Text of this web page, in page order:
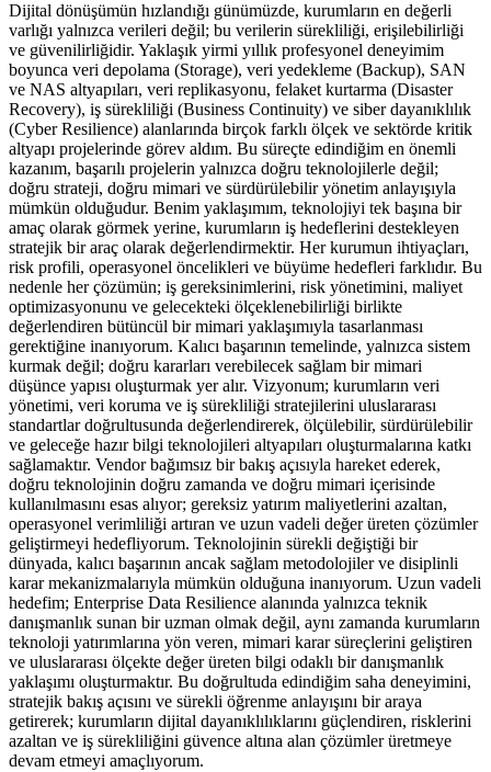
Dijital dönüşümün hızlandığı günümüzde, kurumların en değerli
varlığı yalnızca verileri değil; bu verilerin sürekliliği, erişilebilirliği
ve güvenilirliğidir. Yaklaşık yirmi yıllık profesyonel deneyimim
boyunca veri depolama (Storage), veri yedekleme (Backup), SAN
ve NAS altyapıları, veri replikasyonu, felaket kurtarma (Disaster
Recovery), iş sürekliliği (Business Continuity) ve siber dayanıklılık
(Cyber Resilience) alanlarında birçok farklı ölçek ve sektörde kritik
altyapı projelerinde görev aldım. Bu süreçte edindiğim en önemli
kazanım, başarılı projelerin yalnızca doğru teknolojilerle değil;
doğru strateji, doğru mimari ve sürdürülebilir yönetim anlayışıyla
mümkün olduğudur. Benim yaklaşımım, teknolojiyi tek başına bir
amaç olarak görmek yerine, kurumların iş hedeflerini destekleyen
stratejik bir araç olarak değerlendirmektir. Her kurumun ihtiyaçları,
risk profili, operasyonel öncelikleri ve büyüme hedefleri farklıdır. Bu
nedenle her çözümün; iş gereksinimlerini, risk yönetimini, maliyet
optimizasyonunu ve gelecekteki ölçeklenebilirliği birlikte
değerlendiren bütüncül bir mimari yaklaşımıyla tasarlanması
gerektiğine inanıyorum. Kalıcı başarının temelinde, yalnızca sistem
kurmak değil; doğru kararları verebilecek sağlam bir mimari
düşünce yapısı oluşturmak yer alır. Vizyonum; kurumların veri
yönetimi, veri koruma ve iş sürekliliği stratejilerini uluslararası
standartlar doğrultusunda değerlendirerek, ölçülebilir, sürdürülebilir
ve geleceğe hazır bilgi teknolojileri altyapıları oluşturmalarına katkı
sağlamaktır. Vendor bağımsız bir bakış açısıyla hareket ederek,
doğru teknolojinin doğru zamanda ve doğru mimari içerisinde
kullanılmasını esas alıyor; gereksiz yatırım maliyetlerini azaltan,
operasyonel verimliliği artıran ve uzun vadeli değer üreten çözümler
geliştirmeyi hedefliyorum. Teknolojinin sürekli değiştiği bir
dünyada, kalıcı başarının ancak sağlam metodolojiler ve disiplinli
karar mekanizmalarıyla mümkün olduğuna inanıyorum. Uzun vadeli
hedefim; Enterprise Data Resilience alanında yalnızca teknik
danışmanlık sunan bir uzman olmak değil, aynı zamanda kurumların
teknoloji yatırımlarına yön veren, mimari karar süreçlerini geliştiren
ve uluslararası ölçekte değer üreten bilgi odaklı bir danışmanlık
yaklaşımı oluşturmaktır. Bu doğrultuda edindiğim saha deneyimini,
stratejik bakış açısını ve sürekli öğrenme anlayışını bir araya
getirerek; kurumların dijital dayanıklılıklarını güçlendiren, risklerini
azaltan ve iş sürekliliğini güvence altına alan çözümler üretmeye
devam etmeyi amaçlıyorum.